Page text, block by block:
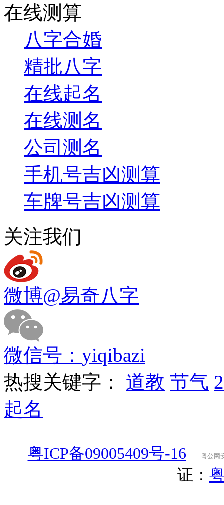
在线测算
八字合婚
精批八字
在线起名
在线测名
公司测名
手机号吉凶测算
车牌号吉凶测算
关注我们
微博@易奇八字
微信号： yiqibazi
热搜关键字： 道教 节气
起名
粤ICP备09005409号-16 粤公网
证：